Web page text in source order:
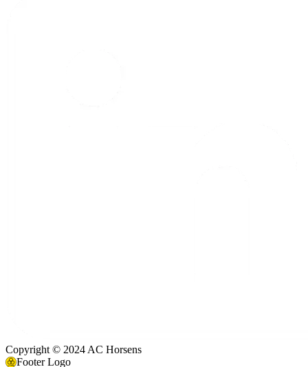
Copyright © 2024 AC Horsens
Footer Logo